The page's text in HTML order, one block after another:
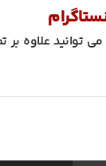
علاوه بر